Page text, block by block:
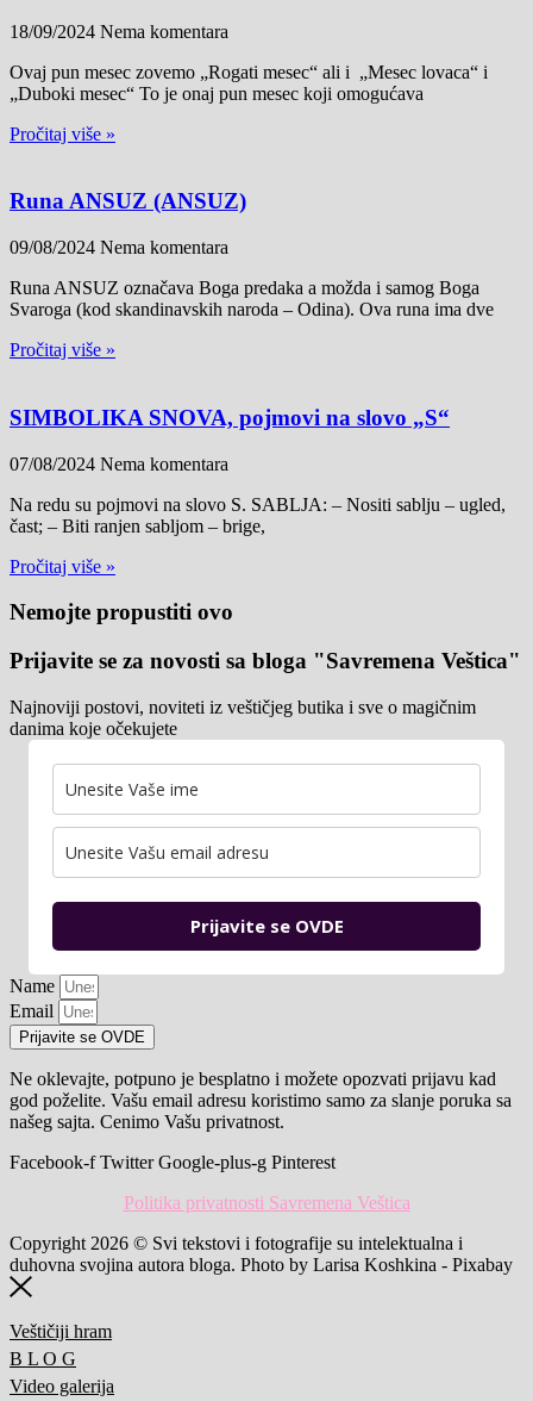
18/09/2024 Nema komentara
Ovaj pun mesec zovemo „Rogati mesec“ ali i „Mesec lovaca“ i
„Duboki mesec“ To je onaj pun mesec koji omogućava
Pročitaj više »
Runa ANSUZ (ANSUZ)
09/08/2024 Nema komentara
Runa ANSUZ označava Boga predaka a možda i samog Boga
Svaroga (kod skandinavskih naroda – Odina). Ova runa ima dve
Pročitaj više »
SIMBOLIKA SNOVA, pojmovi na slovo „S“
07/08/2024 Nema komentara
Na redu su pojmovi na slovo S. SABLJA: – Nositi sablju – ugled,
čast; – Biti ranjen sabljom – brige,
Pročitaj više »
Nemojte propustiti ovo
Prijavite se za novosti sa bloga "Savremena Veštica"
Najnoviji postovi, noviteti iz veštičjeg butika i sve o magičnim
danima koje očekujete
Prijavite se OVDE
Name
Email
Prijavite se OVDE
Ne oklevajte, potpuno je besplatno i možete opozvati prijavu kad
god poželite. Vašu email adresu koristimo samo za slanje poruka sa
našeg sajta. Cenimo Vašu privatnost.
Facebook-f Twitter Google-plus-g Pinterest
Politika privatnosti Savremena Veštica
Copyright 2026 © Svi tekstovi i fotografije su intelektualna i
duhovna svojina autora bloga. Photo by Larisa Koshkina - Pixabay
Veštičiji hram
B L O G
Video galerija